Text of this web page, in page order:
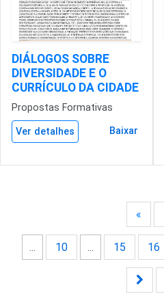
DIÁLOGOS SOBRE
DIVERSIDADE E O
CURRÍCULO DA CIDADE
Propostas Formativas
Ver detalhes Baixar
«
... 10 ... 15 16